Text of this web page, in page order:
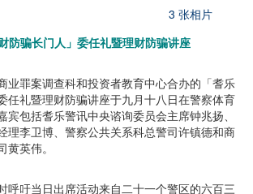
3 张相片
防骗长门人」委任礼暨理财防骗讲座
业罪案调查科和投资者教育中心合办的「耆乐
任礼暨理财防骗讲座于九月十八日在警察体育
宾包括耆乐警讯中央谘询委员会主席钟兆扬、
理李卫博、警察公共关系科总警司许镇德和商
英伟。
呼吁当日出席活动来自二十一个警区的六百三